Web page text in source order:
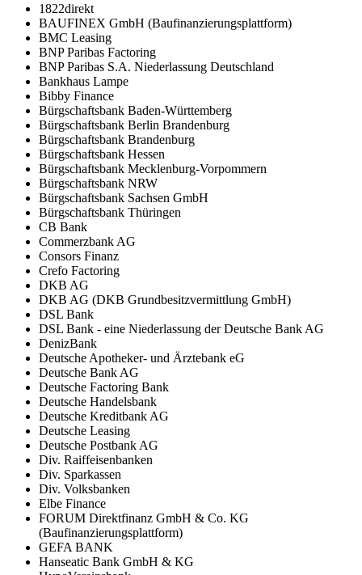
1822direkt
BAUFINEX GmbH (Baufinanzierungsplattform)
BMC Leasing
BNP Paribas Factoring
BNP Paribas S.A. Niederlassung Deutschland
Bankhaus Lampe
Bibby Finance
Bürgschaftsbank Baden-Württemberg
Bürgschaftsbank Berlin Brandenburg
Bürgschaftsbank Brandenburg
Bürgschaftsbank Hessen
Bürgschaftsbank Mecklenburg-Vorpommern
Bürgschaftsbank NRW
Bürgschaftsbank Sachsen GmbH
Bürgschaftsbank Thüringen
CB Bank
Commerzbank AG
Consors Finanz
Crefo Factoring
DKB AG
DKB AG (DKB Grundbesitzvermittlung GmbH)
DSL Bank
DSL Bank - eine Niederlassung der Deutsche Bank AG
DenizBank
Deutsche Apotheker- und Ärztebank eG
Deutsche Bank AG
Deutsche Factoring Bank
Deutsche Handelsbank
Deutsche Kreditbank AG
Deutsche Leasing
Deutsche Postbank AG
Div. Raiffeisenbanken
Div. Sparkassen
Div. Volksbanken
Elbe Finance
FORUM Direktfinanz GmbH & Co. KG
(Baufinanzierungsplattform)
GEFA BANK
Hanseatic Bank GmbH & KG